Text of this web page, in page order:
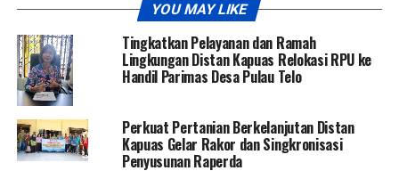
YOU MAY LIKE
Tingkatkan Pelayanan dan Ramah
Lingkungan Distan Kapuas Relokasi RPU ke
Handil Parimas Desa Pulau Telo
Perkuat Pertanian Berkelanjutan Distan
Kapuas Gelar Rakor dan Singkronisasi
Penyusunan Raperda